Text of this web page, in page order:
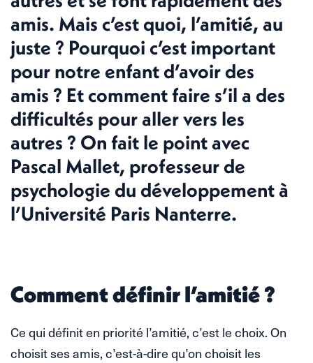
amis. Mais c’est quoi, l’amitié, au
juste ? Pourquoi c’est important
pour notre enfant d’avoir des
amis ? Et comment faire s’il a des
difficultés pour aller vers les
autres ? On fait le point avec
Pascal Mallet, professeur de
psychologie du développement à
l’Université Paris Nanterre.
Comment définir l’amitié ?
Ce qui définit en priorité l’amitié, c’est le choix. On
choisit ses amis, c’est-à-dire qu’on choisit les